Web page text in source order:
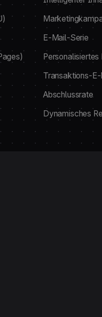
E-Mail-Serie
Personalisiertes
Transaktions-
Abschlussrate
Dynamisches